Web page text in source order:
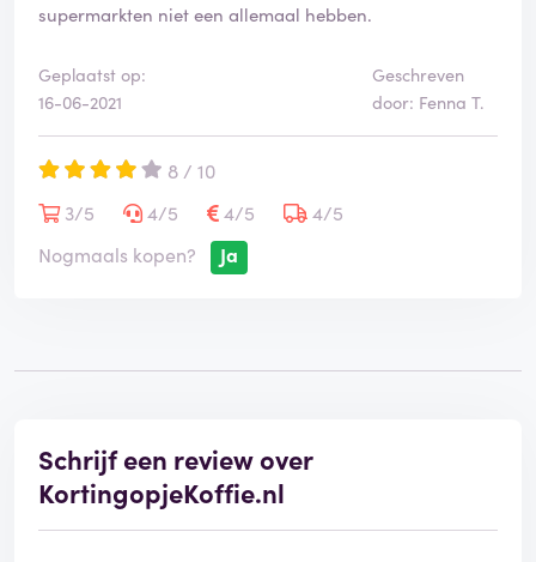
supermarkten niet een allemaal hebben.
Geplaatst op:
16-06-2021
Geschreven
door: Fenna T.
8 / 10
3/5
4/5 4/5
4/5
Nogmaals kopen?
Ja
Schrijf een review over
KortingopjeKoffie.nl